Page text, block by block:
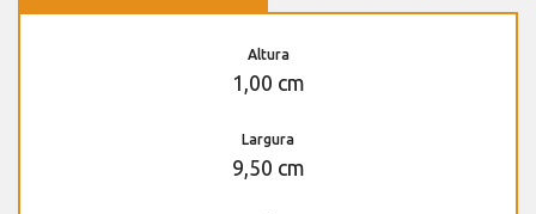
Altura
1,00 cm
Largura
9,50 cm